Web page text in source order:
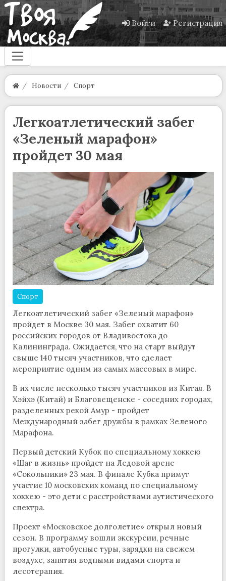
Войти Регистрация
Новости Спорт
Легкоатлетический забег
«Зеленый марафон»
пройдет 30 мая
Спорт
Легкоатлетический забег «Зеленый марафон»
пройдет в Москве 30 мая. Забег охватит 60
российских городов от Владивостока до
Калининграда. Ожидается, что на старт выйдут
свыше 140 тысяч участников, что сделает
мероприятие одним из самых массовых в мире.
В их числе несколько тысяч участников из Китая. В
Хэйхэ (Китай) и Благовещенске - соседних городах,
разделенных рекой Амур - пройдет
Международный забег дружбы в рамках Зеленого
Марафона.
Первый детский Кубок по специальному хоккею
«Шаг в жизнь» пройдет на Ледовой арене
«Сокольники» 23 мая. В финале Кубка примут
участие 10 московских команд по специальному
хоккею - это дети с расстройствами аутистического
спектра.
Проект «Московское долголетие» открыл новый
сезон. В программу вошли экскурсии, речные
прогулки, автобусные туры, зарядки на свежем
воздухе, занятия водными видами спорта и
лесотерапия.